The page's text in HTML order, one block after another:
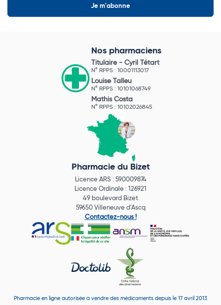
Nos pharmaciens
Titulaire - Cyril Tétart
N° RPPS : 10001113017
Louise Talleu
N° RPPS : 10101068749
Mathis Costa
N° RPPS : 10102026845
Pharmacie du Bizet
Licence ARS : 590009874
Licence Ordinale : 126921
49 boulevard Bizet
59650 Villeneuve d'Ascq
Contactez-nous !
Pharmacie en ligne autorisée à vendre des médicaments depuis le 17 avril 2013